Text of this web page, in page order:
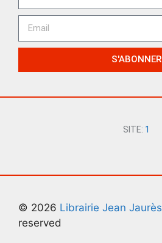
S'ABONNER
SITE: 1
© 2026 Librairie Jean Jaurès
reserved